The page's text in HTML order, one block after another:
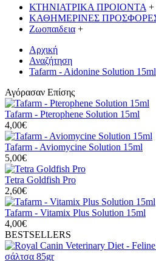
ΚΤΗΝΙΑΤΡΙΚΑ ΠΡΟΙΟΝΤΑ +
ΚΑΘΗΜΕΡΙΝΕΣ
Ζωοπαιδεια +
Αρχική
Αναζήτηση
Tafarm - Aidonine Solution 15ml
Αγόρασαν Επίσης
Tafarm - Pterophene Solution 15ml
4,00€
Tafarm - Aviomycine Solution 15ml
5,00€
Tetra Goldfish Pro
2,60€
Tafarm - Vitamix Plus Solution 15ml
4,00€
BESTSELLERS